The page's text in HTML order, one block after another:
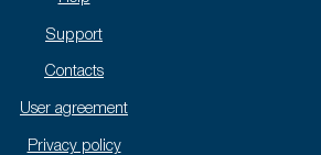
Support
Contacts
User agreement
Privacy policy